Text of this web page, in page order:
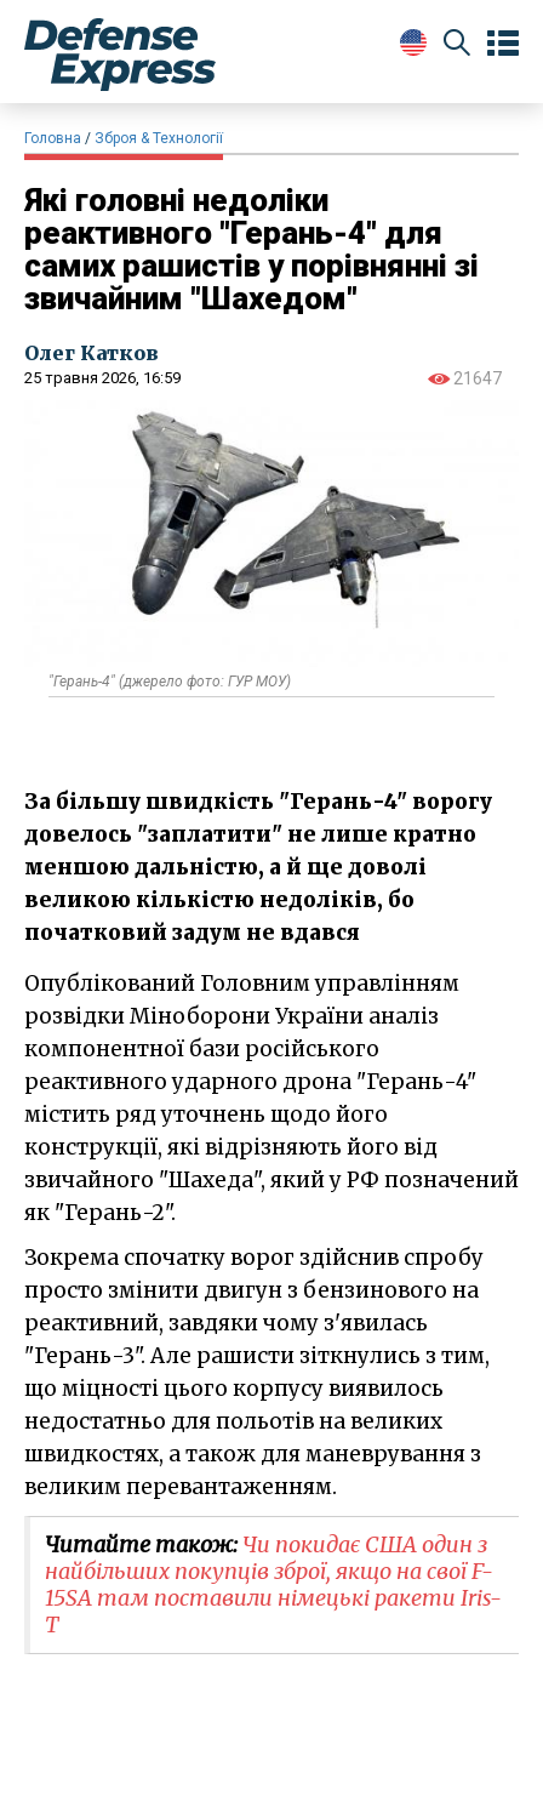
Головна Зброя & Технології
Які головні недоліки
реактивного "Герань-4" для
самих рашистів у порівнянні зі
звичайним "Шахедом"
Олег Катков
25 травня 2026, 16:59 21647
"Герань-4" (джерело фото: ГУР МОУ)
За більшу швидкість "Герань-4" ворогу
довелось "заплатити" не лише кратно
меншою дальністю, а й ще доволі
великою кількістю недоліків, бо
початковий задум не вдався
Опублікований Головним управлінням
розвідки Міноборони України аналіз
компонентної бази російського
реактивного ударного дрона "Герань-4"
містить ряд уточнень щодо його
конструкції, які відрізняють його від
звичайного "Шахеда", який у РФ позначений
як "Герань-2".
Зокрема спочатку ворог здійснив спробу
просто змінити двигун з бензинового на
реактивний, завдяки чому з'явилась
"Герань-3". Але рашисти зіткнулись з тим,
що міцності цього корпусу виявилось
недостатньо для польотів на великих
швидкостях, а також для маневрування з
великим перевантаженням.
Читайте також:Чи покидає США один з
найбільших покупців зброї, якщо на свої F-
15SA там поставили німецькі ракети Iris-
T